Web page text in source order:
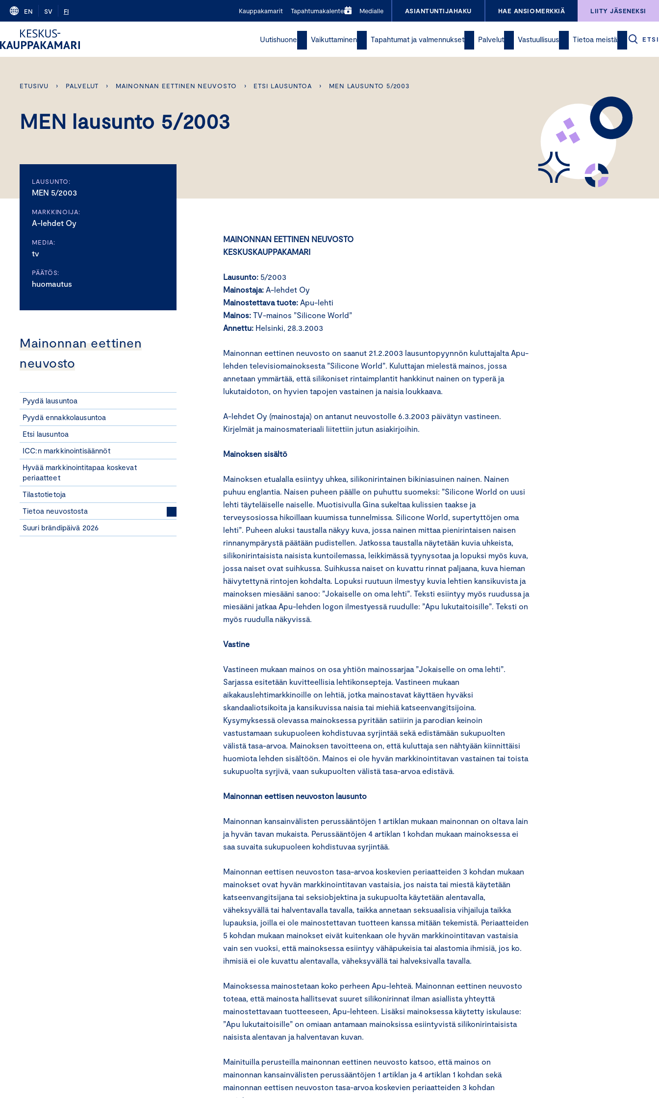
Skip
content
EN SV FI Kauppakamarit Tapahtumakalenteri Medialle ASIANTUNTIJAHAKU HAE ANSIOMERKKIÄ LIITY JÄSENEKSI
Uutishuone Vaikuttaminen Tapahtumat ja valmennukset Palvelut Vastuullisuus Tietoa meistä ETSI
ETUSIVU › PALVELUT › MAINONNAN EETTINEN NEUVOSTO › ETSI LAUSUNTOA › MEN LAUSUNTO 5/2003
MEN lausunto 5/2003
LAUSUNTO:
MEN 5/2003
MARKKINOIJA:
A-lehdet Oy
MEDIA:
tv
PÄÄTÖS:
huomautus
Mainonnan eettinen
neuvosto
Pyydä lausuntoa
Pyydä ennakkolausuntoa
Etsi lausuntoa
ICC:n markkinointisäännöt
Hyvää markkinointitapaa koskevat
periaatteet
Tilastotietoja
Tietoa neuvostosta
Suuri brändipäivä 2026
MAINONNAN EETTINEN NEUVOSTO
KESKUSKAUPPAKAMARI
Lausunto: 5/2003
Mainostaja: A-lehdet Oy
Mainostettava tuote: Apu-lehti
Mainos: TV-mainos ”Silicone World”
Annettu: Helsinki, 28.3.2003
Mainonnan eettinen neuvosto on saanut 21.2.2003 lausuntopyynnön kuluttajalta Apu-
lehden televisiomainoksesta ”Silicone World”. Kuluttajan mielestä mainos, jossa
annetaan ymmärtää, että silikoniset rintaimplantit hankkinut nainen on typerä ja
lukutaidoton, on hyvien tapojen vastainen ja naisia loukkaava.
A-lehdet Oy (mainostaja) on antanut neuvostolle 6.3.2003 päivätyn vastineen.
Kirjelmät ja mainosmateriaali liitettiin jutun asiakirjoihin.
Mainoksen sisältö
Mainoksen etualalla esiintyy uhkea, silikonirintainen bikiniasuinen nainen. Nainen
puhuu englantia. Naisen puheen päälle on puhuttu suomeksi: ”Silicone World on uusi
lehti täyteläiselle naiselle. Muotisivulla Gina sukeltaa kulissien taakse ja
terveysosiossa hikoillaan kuumissa tunnelmissa. Silicone World, supertyttöjen oma
lehti”. Puheen aluksi taustalla näkyy kuva, jossa nainen mittaa pienirintaisen naisen
rinnanympärystä päätään pudistellen. Jatkossa taustalla näytetään kuvia uhkeista,
silikonirintaisista naisista kuntoilemassa, leikkimässä tyynysotaa ja lopuksi myös kuva,
jossa naiset ovat suihkussa. Suihkussa naiset on kuvattu rinnat paljaana, kuva hieman
häivytettynä rintojen kohdalta. Lopuksi ruutuun ilmestyy kuvia lehtien kansikuvista ja
mainoksen miesääni sanoo: ”Jokaiselle on oma lehti”. Teksti esiintyy myös ruudussa ja
miesääni jatkaa Apu-lehden logon ilmestyessä ruudulle: ”Apu lukutaitoisille”. Teksti on
myös ruudulla näkyvissä.
Vastine
Vastineen mukaan mainos on osa yhtiön mainossarjaa ”Jokaiselle on oma lehti”.
Sarjassa esitetään kuvitteellisia lehtikonsepteja. Vastineen mukaan
aikakauslehtimarkkinoille on lehtiä, jotka mainostavat käyttäen hyväksi
skandaaliotsikoita ja kansikuvissa naisia tai miehiä katseenvangitsijoina.
Kysymyksessä olevassa mainoksessa pyritään satiirin ja parodian keinoin
vastustamaan sukupuoleen kohdistuvaa syrjintää sekä edistämään sukupuolten
välistä tasa-arvoa. Mainoksen tavoitteena on, että kuluttaja sen nähtyään kiinnittäisi
huomiota lehden sisältöön. Mainos ei ole hyvän markkinointitavan vastainen tai toista
sukupuolta syrjivä, vaan sukupuolten välistä tasa-arvoa edistävä.
Mainonnan eettisen neuvoston lausunto
Mainonnan kansainvälisten perussääntöjen 1 artiklan mukaan mainonnan on oltava lain
ja hyvän tavan mukaista. Perussääntöjen 4 artiklan 1 kohdan mukaan mainoksessa ei
saa suvaita sukupuoleen kohdistuvaa syrjintää.
Mainonnan eettisen neuvoston tasa-arvoa koskevien periaatteiden 3 kohdan mukaan
mainokset ovat hyvän markkinointitavan vastaisia, jos naista tai miestä käytetään
katseenvangitsijana tai seksiobjektina ja sukupuolta käytetään alentavalla,
väheksyvällä tai halventavalla tavalla, taikka annetaan seksuaalisia vihjailuja taikka
lupauksia, joilla ei ole mainostettavan tuotteen kanssa mitään tekemistä. Periaatteiden
5 kohdan mukaan mainokset eivät kuitenkaan ole hyvän markkinointitavan vastaisia
vain sen vuoksi, että mainoksessa esiintyy vähäpukeisia tai alastomia ihmisiä, jos ko.
ihmisiä ei ole kuvattu alentavalla, väheksyvällä tai halveksivalla tavalla.
Mainoksessa mainostetaan koko perheen Apu-lehteä. Mainonnan eettinen neuvosto
toteaa, että mainosta hallitsevat suuret silikonirinnat ilman asiallista yhteyttä
mainostettavaan tuotteeseen, Apu-lehteen. Lisäksi mainoksessa käytetty iskulause:
”Apu lukutaitoisille” on omiaan antamaan mainoksissa esiintyvistä silikonirintaisista
naisista alentavan ja halventavan kuvan.
Mainituilla perusteilla mainonnan eettinen neuvosto katsoo, että mainos on
mainonnan kansainvälisten perussääntöjen 1 artiklan ja 4 artiklan 1 kohdan sekä
mainonnan eettisen neuvoston tasa-arvoa koskevien periaatteiden 3 kohdan